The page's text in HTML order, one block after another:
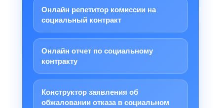
Онлайн репетитор комиссии на
социальный контракт
Онлайн отчет по социальному
контракту
Конструктор заявления об
обжаловании отказа в социальном